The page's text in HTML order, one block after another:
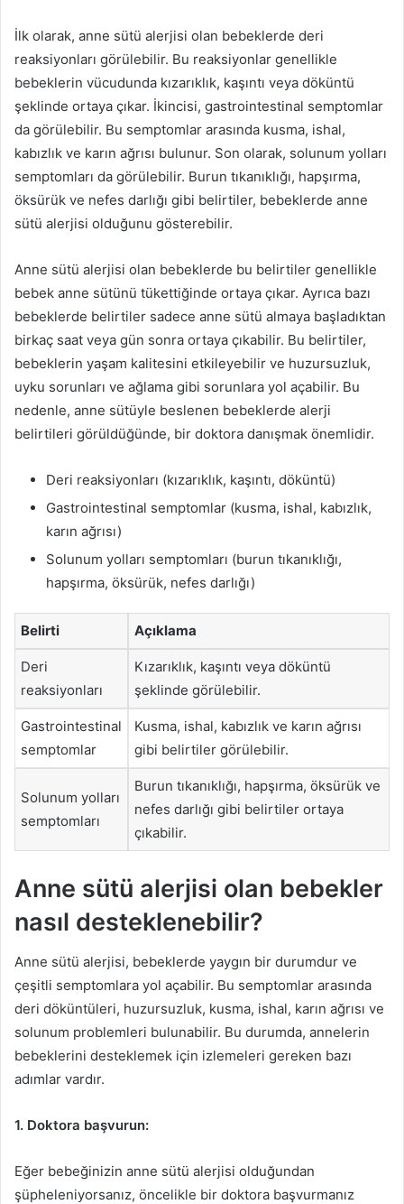
İlk olarak, anne sütü alerjisi olan bebeklerde deri
reaksiyonları görülebilir. Bu reaksiyonlar genellikle
bebeklerin vücudunda kızarıklık, kaşıntı veya döküntü
şeklinde ortaya çıkar. İkincisi, gastrointestinal semptomlar
da görülebilir. Bu semptomlar arasında kusma, ishal,
kabızlık ve karın ağrısı bulunur. Son olarak, solunum yolları
semptomları da görülebilir. Burun tıkanıklığı, hapşırma,
öksürük ve nefes darlığı gibi belirtiler, bebeklerde anne
sütü alerjisi olduğunu gösterebilir.
Anne sütü alerjisi olan bebeklerde bu belirtiler genellikle
bebek anne sütünü tükettiğinde ortaya çıkar. Ayrıca bazı
bebeklerde belirtiler sadece anne sütü almaya başladıktan
birkaç saat veya gün sonra ortaya çıkabilir. Bu belirtiler,
bebeklerin yaşam kalitesini etkileyebilir ve huzursuzluk,
uyku sorunları ve ağlama gibi sorunlara yol açabilir. Bu
nedenle, anne sütüyle beslenen bebeklerde alerji
belirtileri görüldüğünde, bir doktora danışmak önemlidir.
Deri reaksiyonları (kızarıklık, kaşıntı, döküntü)
Gastrointestinal semptomlar (kusma, ishal, kabızlık,
karın ağrısı)
Solunum yolları semptomları (burun tıkanıklığı,
hapşırma, öksürük, nefes darlığı)
Belirti Açıklama
Deri
reaksiyonları
Kızarıklık, kaşıntı veya döküntü
şeklinde görülebilir.
Gastrointestinal
semptomlar
Kusma, ishal, kabızlık ve karın ağrısı
gibi belirtiler görülebilir.
Solunum yolları
semptomları
Burun tıkanıklığı, hapşırma, öksürük ve
nefes darlığı gibi belirtiler ortaya
çıkabilir.
Anne sütü alerjisi olan bebekler
nasıl desteklenebilir?
Anne sütü alerjisi, bebeklerde yaygın bir durumdur ve
çeşitli semptomlara yol açabilir. Bu semptomlar arasında
deri döküntüleri, huzursuzluk, kusma, ishal, karın ağrısı ve
solunum problemleri bulunabilir. Bu durumda, annelerin
bebeklerini desteklemek için izlemeleri gereken bazı
adımlar vardır.
1. Doktora başvurun:
Eğer bebeğinizin anne sütü alerjisi olduğundan
şüpheleniyorsanız, öncelikle bir doktora başvurmanız